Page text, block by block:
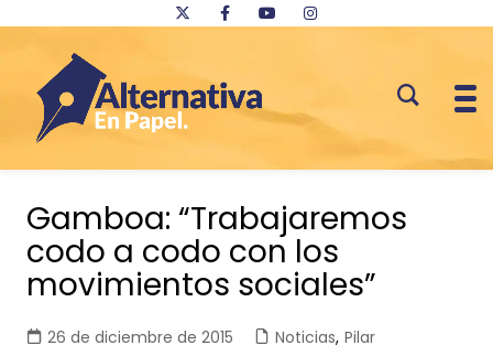
contenido
Gamboa: “Trabajaremos
codo a codo con los
movimientos sociales”
26 de diciembre de 2015 Noticias, Pilar